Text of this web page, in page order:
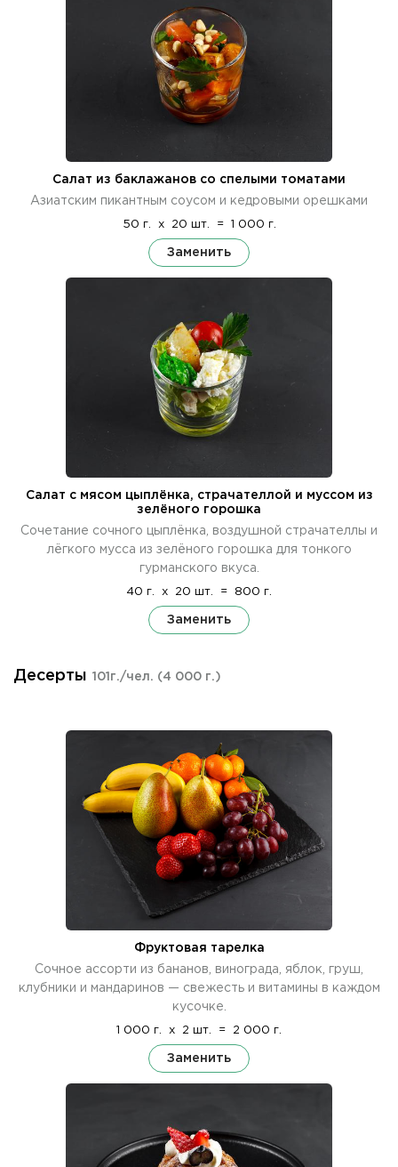
Салат из баклажанов со спелыми томатами
Азиатским пикантным соусом и кедровыми орешками
50 г. x 20 шт. = 1 000 г.
Заменить
Салат с мясом цыплёнка, страчателлой и муссом из
зелёного горошка
Сочетание сочного цыплёнка, воздушной страчателлы и
лёгкого мусса из зелёного горошка для тонкого
гурманского вкуса.
40 г. x 20 шт. = 800 г.
Заменить
Десерты 101г./чел. (4 000 г.)
Фруктовая тарелка
Сочное ассорти из бананов, винограда, яблок, груш,
клубники и мандаринов — свежесть и витамины в каждом
кусочке.
1 000 г. x 2 шт. = 2 000 г.
Заменить